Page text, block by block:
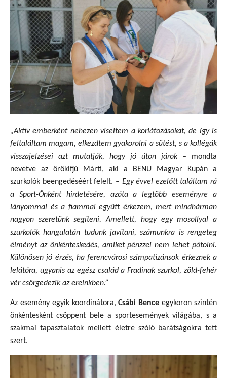
„Aktív emberként nehezen viseltem a korlátozásokat, de így is
feltaláltam magam, elkezdtem gyakorolni a sütést, s a kollégák
visszajelzései azt mutatják, hogy jó úton járok – mondta
nevetve az örökifjú Márti, aki a BENU Magyar Kupán a
szurkolók beengedéséért felelt. – Egy évvel ezelőtt találtam rá
a Sport-Önként hirdetésére, azóta a legtöbb eseményre a
lányommal és a fiammal együtt érkezem, mert mindhárman
nagyon szeretünk segíteni. Amellett, hogy egy mosollyal a
szurkolók hangulatán tudunk javítani, számunkra is rengeteg
élményt az önkénteskedés, amiket pénzzel nem lehet pótolni.
Különösen jó érzés, ha ferencvárosi szimpatizánsok érkeznek a
lelátóra, ugyanis az egész család a Fradinak szurkol, zöld-fehér
vér csörgedezik az ereinkben.”
Az esemény egyik koordinátora,Csábi Bence egykoron szintén
önkéntesként csöppent bele a sportesemények világába, s a
szakmai tapasztalatok mellett életre szóló barátságokra tett
szert.